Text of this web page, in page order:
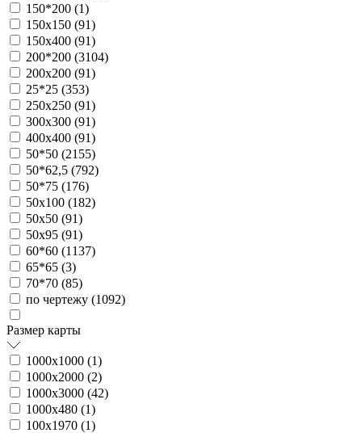
150*200 (1)
150х150 (91)
150х400 (91)
200*200 (3104)
200х200 (91)
25*25 (353)
250х250 (91)
300х300 (91)
400х400 (91)
50*50 (2155)
50*62,5 (792)
50*75 (176)
50х100 (182)
50х50 (91)
50х95 (91)
60*60 (1137)
65*65 (3)
70*70 (85)
по чертежу (1092)
Размер карты
1000х1000 (1)
1000х2000 (2)
1000х3000 (42)
1000х480 (1)
100х1970 (1)